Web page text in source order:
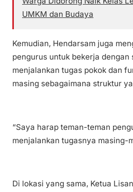
UMKM dan Budaya
Kemudian, Hendarsam juga
pengurus untuk bekerja dengan
menjalankan tugas pokok dan
masing sebagaimana struktur
“Saya harap teman-teman
menjalankan tugasnya masing-
Di lokasi yang sama, Ketua